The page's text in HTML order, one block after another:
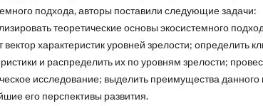
подхода, авторы поставили следующие задачи:
теоретические основы экосистемного
вектор характеристик уровней зрелости; определить
и распределить их по уровням зрелости;
исследование; выделить преимущества данного
его перспективы развития.